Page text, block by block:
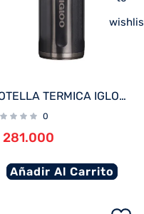
BOTELLA TERMICA IGLOO 1.9L NEGRO CARBONITE C/MANIJA 71099
0
281.000
Añadir Al Carrito